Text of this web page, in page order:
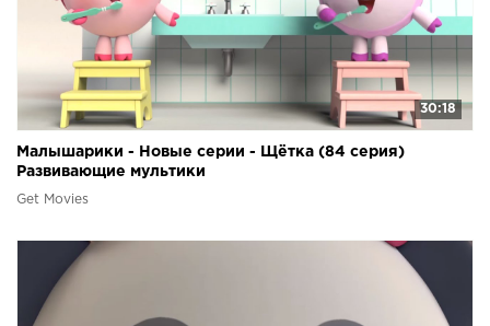
30:18
Малышарики - Новые серии - Щётка (84 серия)
Развивающие мультики
Get Movies